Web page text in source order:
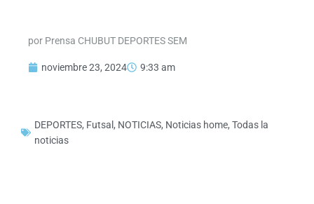
por Prensa CHUBUT DEPORTES SEM
noviembre 23, 2024 9:33 am
DEPORTES, Futsal , NOTICIAS, Noticias home, Todas la
noticias